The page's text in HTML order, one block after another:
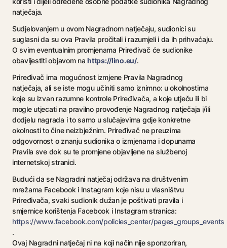
natječaja.
Sudjelovanjem u ovom Nagradnom natječaju, sudionici su
suglasni da su ova Pravila pročitali i razumjeli i da ih prihvaćaju.
O svim eventualnim promjenama Priređivač će sudionike
obavijestiti objavom nahttps://lino.eu/.
Priređivač ima mogućnost izmjene Pravila Nagradnog
natječaja, ali se iste mogu učiniti samo iznimno: u okolnostima
koje su izvan razumne kontrole Priređivača, a koje utječu ili bi
mogle utjecati na pravilno provođenje Nagradnog natječaja i/ili
dodjelu nagrada i to samo u slučajevima gdje konkretne
okolnosti to čine neizbježnim. Priređivač ne preuzima
odgovornost o znanju sudionika o izmjenama i dopunama
Pravila sve dok su te promjene objavljene na službenoj
internetskoj stranici.
Budući da se Nagradni natječaj održava na društvenim
mrežama Facebook i Instagram koje nisu u vlasništvu
Priređivača, svaki sudionik dužan je poštivati pravila i
smjernice korištenja Facebook i Instagram stranica:
https://www.facebook.com/policies_center/pages_groups_events
.
Ovaj Nagradni natječaj ni na koji način nije sponzoriran,